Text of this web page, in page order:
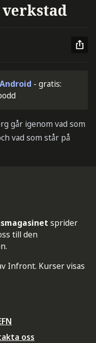
- gratis:
går igenom vad som
vad som står på
sprider
till den
Infront. Kurser visas
oss